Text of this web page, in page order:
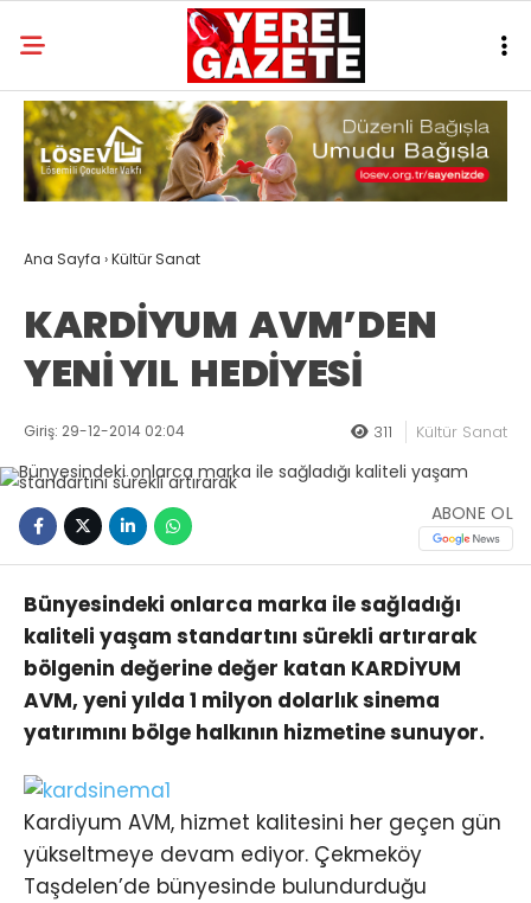
Ana Sayfa ›Kültür Sanat
KARDİYUM AVM’DEN
YENİ YIL HEDİYESİ
Giriş: 29-12-2014 02:04 311 Kültür Sanat
ABONE OL
Bünyesindeki onlarca marka ile sağladığı
kaliteli yaşam standartını sürekli artırarak
bölgenin değerine değer katan KARDİYUM
AVM, yeni yılda 1 milyon dolarlık sinema
yatırımını bölge halkının hizmetine sunuyor.
Kardiyum AVM, hizmet kalitesini her geçen gün
yükseltmeye devam ediyor. Çekmeköy
Taşdelen’de bünyesinde bulundurduğu